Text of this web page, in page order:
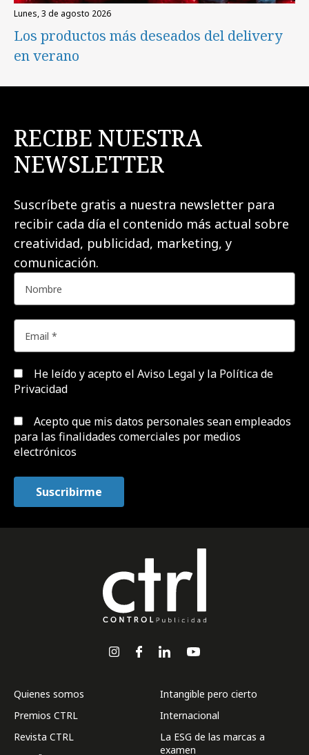
lunes, 3 de agosto 2026
Los productos más deseados del delivery
en verano
RECIBE NUESTRA
NEWSLETTER
Suscríbete gratis a nuestra newsletter para
recibir cada día el contenido más actual sobre
creatividad, publicidad, marketing, y
comunicación.
He leído y acepto el Aviso Legal y la Política de
Privacidad
Acepto que mis datos personales sean empleados
para las finalidades comerciales por medios
electrónicos
Quienes somos
Premios CTRL
Revista CTRL
Intangible pero cierto
Internacional
La ESG de las marcas a
examen